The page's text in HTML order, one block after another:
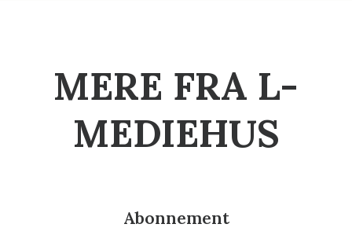
MERE FRA L-
MEDIEHUS
Abonnement